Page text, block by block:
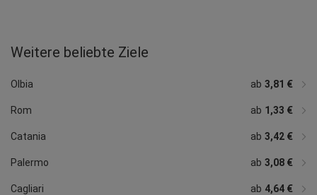
Weitere beliebte Ziele
Olbia ab 3,81 €
Rom ab 1,33 €
Catania ab 3,42 €
Palermo ab 3,08 €
Cagliari ab 4,64 €
Lamezia Terme
Mailand
Neapel
Brindisi
Trapani
Florenz
Pisa
Bergamo
Alghero
Venedig
Verona
Pescara
Rimini
Ancona
Turin
Treviso
Tropea
Fiumicino